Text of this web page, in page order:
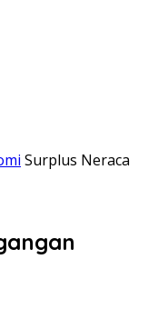
Surplus Neraca